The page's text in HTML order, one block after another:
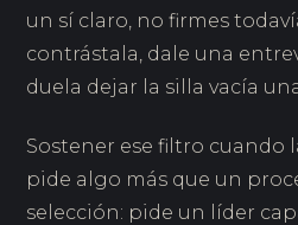
un sí claro, no firmes
contrástala, dale una
duela dejar la silla vacía
Sostener ese filtro cuando
pide algo más que un
selección: pide un líder